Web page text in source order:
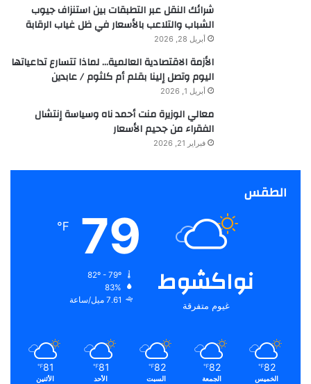
شرائك النقل عبر التطبقات بين استنزاف جيوب
الشباب والتلاعب بالأسعار في ظل غياب الرقابة
أبريل 28, 2026
الأزمة الاقتصادية العالمية… لماذا تتسارع تداعياتها
اليوم وتصل إلينا بقلم أم كلثوم / عابدين
أبريل 1, 2026
معالي الوزيرة منت أحمد ناه وسياسة إنتشال
الفقراء من جحيم الأسعار
فبراير 21, 2026
الطقس
نواكشوط
غيوم متفرقة
79
℉
83%
7.61 ميل/ساعة
82
℉
الخميس
82
℉
الجمعة
82
℉
السبت
81
℉
الأحد
81
℉
الأثنين